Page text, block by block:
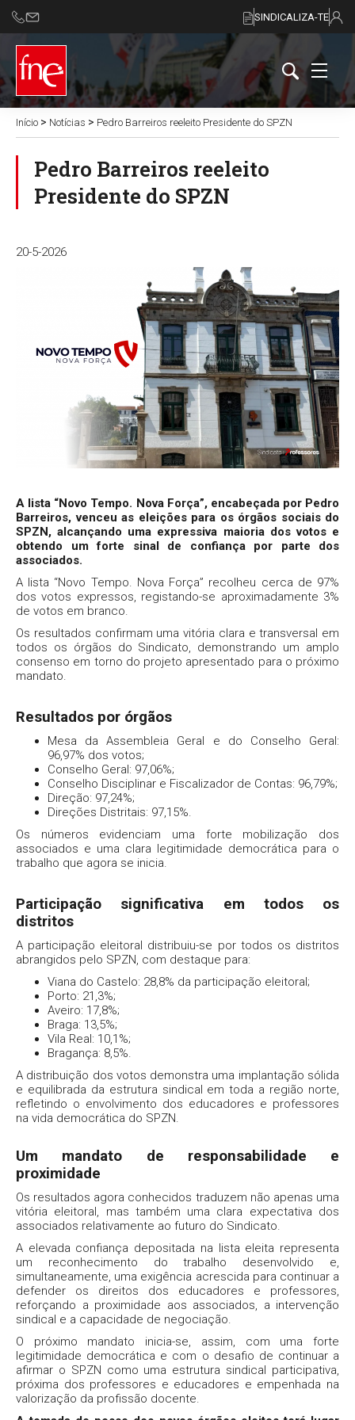
SINDICALIZA-TE
Início > Notícias > Pedro Barreiros reeleito Presidente do SPZN
Pedro Barreiros reeleito
Presidente do SPZN
20-5-2026
A lista “Novo Tempo. Nova Força”, encabeçada por Pedro
Barreiros, venceu as eleições para os órgãos sociais do
SPZN, alcançando uma expressiva maioria dos votos e
obtendo um forte sinal de confiança por parte dos
associados.
A lista “Novo Tempo. Nova Força” recolheu cerca de 97%
dos votos expressos, registando-se aproximadamente 3%
de votos em branco.
Os resultados confirmam uma vitória clara e transversal em
todos os órgãos do Sindicato, demonstrando um amplo
consenso em torno do projeto apresentado para o próximo
mandato.
Resultados por órgãos
Mesa da Assembleia Geral e do Conselho Geral:
96,97% dos votos;
Conselho Geral: 97,06%;
Conselho Disciplinar e Fiscalizador de Contas: 96,79%;
Direção: 97,24%;
Direções Distritais: 97,15%.
Os números evidenciam uma forte mobilização dos
associados e uma clara legitimidade democrática para o
trabalho que agora se inicia.
Participação significativa em todos os
distritos
A participação eleitoral distribuiu-se por todos os distritos
abrangidos pelo SPZN, com destaque para:
Viana do Castelo: 28,8% da participação eleitoral;
Porto: 21,3%;
Aveiro: 17,8%;
Braga: 13,5%;
Vila Real: 10,1%;
Bragança: 8,5%.
A distribuição dos votos demonstra uma implantação sólida
e equilibrada da estrutura sindical em toda a região norte,
refletindo o envolvimento dos educadores e professores
na vida democrática do SPZN.
Um mandato de responsabilidade e
proximidade
Os resultados agora conhecidos traduzem não apenas uma
vitória eleitoral, mas também uma clara expectativa dos
associados relativamente ao futuro do Sindicato.
A elevada confiança depositada na lista eleita representa
um reconhecimento do trabalho desenvolvido e,
simultaneamente, uma exigência acrescida para continuar a
defender os direitos dos educadores e professores,
reforçando a proximidade aos associados, a intervenção
sindical e a capacidade de negociação.
O próximo mandato inicia-se, assim, com uma forte
legitimidade democrática e com o desafio de continuar a
afirmar o SPZN como uma estrutura sindical participativa,
próxima dos professores e educadores e empenhada na
valorização da profissão docente.